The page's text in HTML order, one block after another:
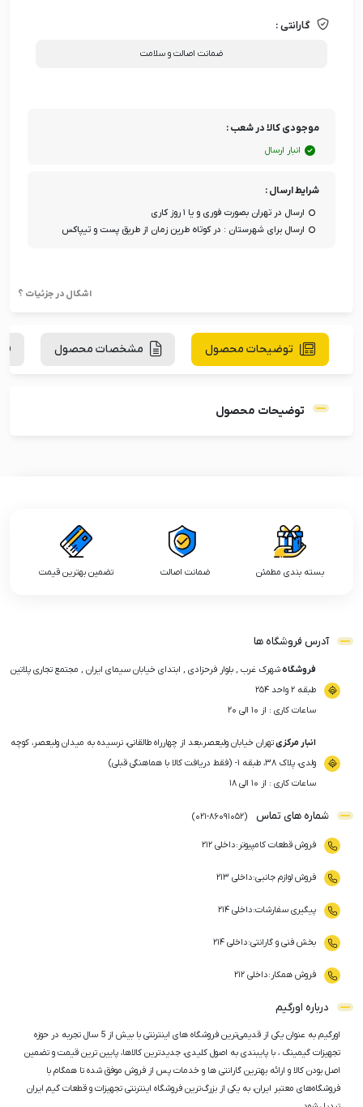
گارانتی :
ضمانت اصالت و سلامت
موجودی کالا در شعب :
انبار ارسال
شرایط ارسال :
ارسال در تهران بصورت فوری و یا ۱ روز کاری
ارسال برای شهرستان : در کوتاه طرین زمان از طریق پست و تیپاکس
اشکال در جزئیات ؟
توضیحات محصول مشخصات محصول
توضیحات محصول
بسته بندی مطمئن ضمانت اصالت تضمین بهترین قیمت
آدرس فروشگاه ها
فروشگاهشهرک غرب , بلوار فرحزادی , ابتدای خیابان سیمای ایران , مجتمع تجاری پلاتین
طبقه ۲ واحد ۲۵۴
ساعات کاری : از ۱۰ الی ۲۰
انبار مرکزیتهران خیابان ولیعصر،بعد از چهارراه طالقانی، نرسیده به میدان ولیعصر، کوچه
ولدی، پلاک ۳۸، طبقه ۱- (فقط دریافت کالا با هماهنگی قبلی)
ساعات کاری : از ۱۰ الی ۱۸
شماره های تماس (
021-86091052
)
فروش قطعات کامپیوتر :داخلی ۲۱۲
فروش لوازم جانبی:داخلی ۲۱۳
پیگیری سفارشات:داخلی ۲۱۴
بخش فنی و گارانتی:داخلی ۲۱۴
فروش همکار :داخلی ۲۱۲
درباره اورگیم
اورگیم به عنوان یکی از قدیمی‌ترین فروشگاه های اینترنتی با بیش از 5 سال تجربه در حوزه
تجهیزات گیمینگ ، با پایبندی به اصول کلیدی، جدیدترین کالاها، پایین ترین قیمت و تضمین
اصل‌ بودن کالا و ارائه بهترین گارانتی ها و خدمات پس از فروش موفق شده تا همگام با
فروشگاه‌های معتبر ایران، به یکی از بزرگ‌ترین فروشگاه اینترنتی تجهیزات و قطعات گیم ایران